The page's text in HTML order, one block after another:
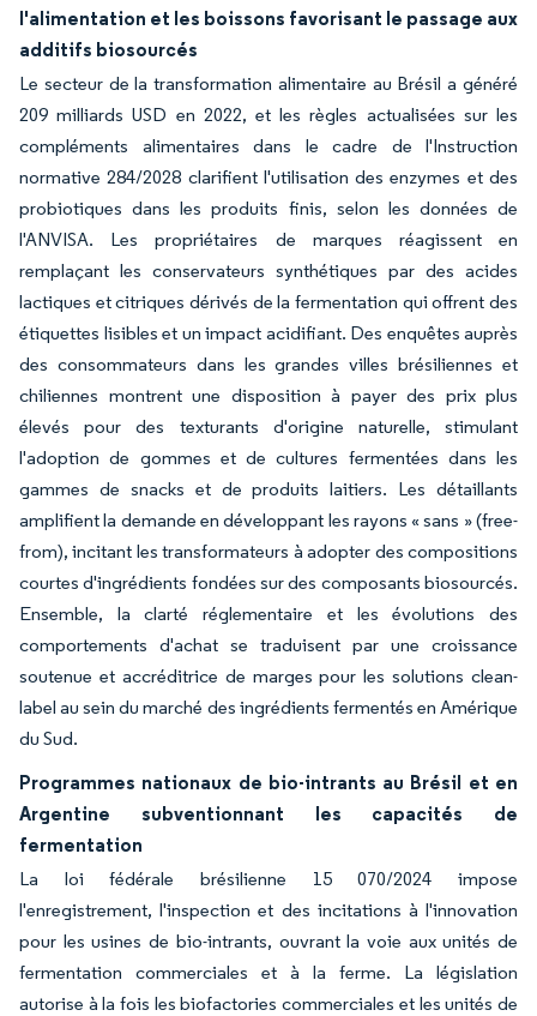
l'alimentation et les boissons favorisant le passage aux
additifs biosourcés
Le secteur de la transformation alimentaire au Brésil a généré
209 milliards USD en 2022, et les règles actualisées sur les
compléments alimentaires dans le cadre de l'Instruction
normative 284/2028 clarifient l'utilisation des enzymes et des
probiotiques dans les produits finis, selon les données de
l'ANVISA. Les propriétaires de marques réagissent en
remplaçant les conservateurs synthétiques par des acides
lactiques et citriques dérivés de la fermentation qui offrent des
étiquettes lisibles et un impact acidifiant. Des enquêtes auprès
des consommateurs dans les grandes villes brésiliennes et
chiliennes montrent une disposition à payer des prix plus
élevés pour des texturants d'origine naturelle, stimulant
l'adoption de gommes et de cultures fermentées dans les
gammes de snacks et de produits laitiers. Les détaillants
amplifient la demande en développant les rayons « sans » (free-
from), incitant les transformateurs à adopter des compositions
courtes d'ingrédients fondées sur des composants biosourcés.
Ensemble, la clarté réglementaire et les évolutions des
comportements d'achat se traduisent par une croissance
soutenue et accréditrice de marges pour les solutions clean-
label au sein du marché des ingrédients fermentés en Amérique
du Sud.
Programmes nationaux de bio-intrants au Brésil et en
Argentine subventionnant les capacités de
fermentation
La loi fédérale brésilienne 15 070/2024 impose
l'enregistrement, l'inspection et des incitations à l'innovation
pour les usines de bio-intrants, ouvrant la voie aux unités de
fermentation commerciales et à la ferme. La législation
autorise à la fois les biofactories commerciales et les unités de